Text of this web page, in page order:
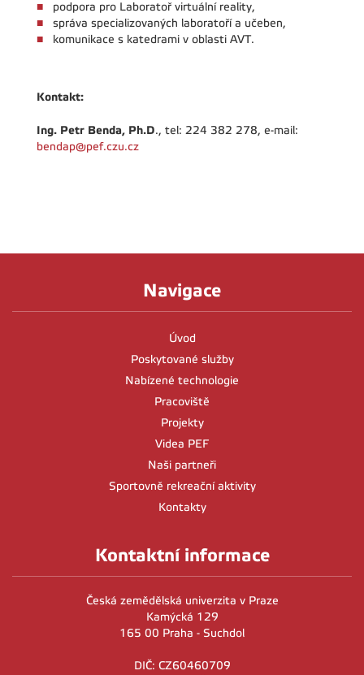
podpora pro Laboratoř virtuální reality,
správa specializovaných laboratoří a učeben,
komunikace s katedrami v oblasti AVT.
Kontakt:
Ing. Petr Benda, Ph.D., tel: 224 382 278, e-mail:
bendap@pef.czu.cz
Navigace
Úvod
Poskytované služby
Nabízené technologie
Pracoviště
Projekty
Videa PEF
Naši partneři
Sportovně rekreační aktivity
Kontakty
Kontaktní informace
Česká zemědělská univerzita v Praze
Kamýcká 129
165 00 Praha - Suchdol
DIČ: CZ60460709